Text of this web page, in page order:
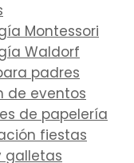
Montessori
Waldorf
padres
de eventos
de papelería
fiestas
galletas